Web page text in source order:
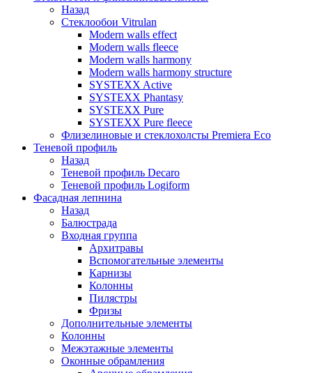
Назад
Стеклообои Vitrulan
Modern walls effect
Modern walls fleece
Modern walls harmony
Modern walls harmony structure
SYSTEXX Active
SYSTEXX Phantasy
SYSTEXX Pure
SYSTEXX Pure fleece
Флизелиновые и стеклохолсты Premiera Eco
Теневой профиль
Назад
Теневой профиль Decaro
Теневой профиль Logiform
Фасадная лепнина
Назад
Балюстрада
Входная группа
Архитравы
Вспомогательные элементы
Карнизы
Колонны
Пилястры
Фризы
Дополнительные элементы
Колонны
Межэтажные элементы
Оконные обрамления